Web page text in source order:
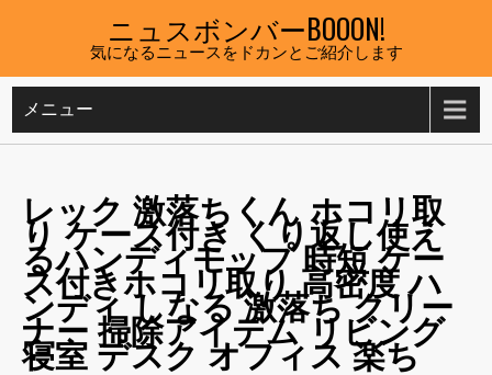
ニュスボンバーBOOON!
気になるニュースをドカンとご紹介します
メニュー
レック 激落ちくん ホコリ取
り ケース付き くり返し使え
るハンディモップ 時短 ケー
ス付きホコリ取り 高密度 ハ
ンディ しなる 激落ち クリー
ナー 掃除アイテム リビング
寝室 デスク オフィス 楽ち